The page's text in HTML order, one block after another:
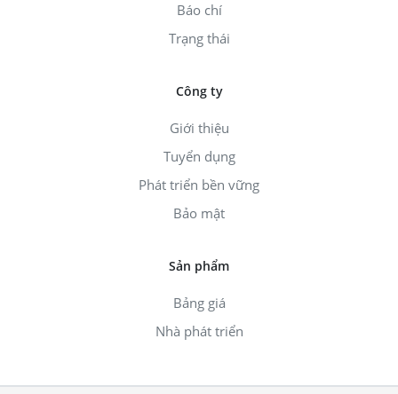
Báo chí
Trạng thái
Công ty
Giới thiệu
Tuyển dụng
Phát triển bền vững
Bảo mật
Sản phẩm
Bảng giá
Nhà phát triển